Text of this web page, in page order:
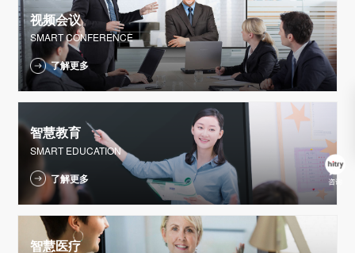
视频会议
SMART CONFERENCE
了解更多
智慧教育
SMART EDUCATION
了解更多
智慧医疗